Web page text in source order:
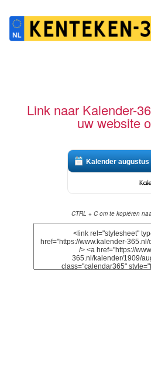
Link naar Kalender-
uw website
Kalender augustus
CTRL + C om te kopiëren